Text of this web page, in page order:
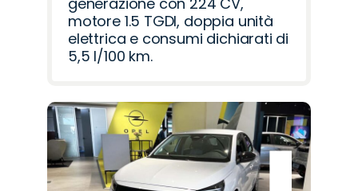
motore 1.5 TGDI, doppia unità
elettrica e consumi dichiarati di
5,5 l/100 km.